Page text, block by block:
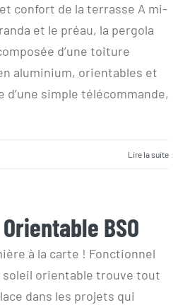
confort de la terrasse A mi-
et le préau, la pergola
d’une toiture
aluminium, orientables et
d’une simple télécommande,
Lire la suite
Orientable BSO
BSO
à la carte ! Fonctionnel
orientable trouve tout
dans les projets qui